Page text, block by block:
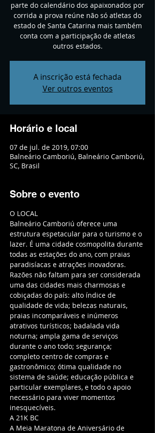
parte do calendário dos apaixonados por
corrida a prova reúne não só atletas do
estado de Santa Catarina mais também
conta com a participação de atletas
outros estados.
A inscrição está fechada
Ver outros eventos
Horário e local
07 de jul. de 2019, 07:00
Balneário Camboriú, Balneário Camboriú,
SC, Brasil
Sobre o evento
Balneário Camboriú oferece uma
estrutura espetacular para o turismo e o
lazer. É uma cidade cosmopolita durante
todas as estações do ano, com praias
paradisíacas e atrações inovadoras.
Razões não faltam para ser considerada
uma das cidades mais charmosas e
cobiçadas do país: alto índice de
qualidade de vida; belezas naturais,
praias incomparáveis e inúmeros
atrativos turísticos; badalada vida
noturna; ampla gama de serviços
durante o ano todo; segurança;
completo centro de compras e
gastronômico; ótima qualidade no
sistema de saúde; educação pública e
particular exemplares, e todo o apoio
necessário para viver momentos
A Meia Maratona de Aniversário de